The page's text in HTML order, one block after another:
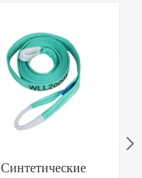
Синтетические